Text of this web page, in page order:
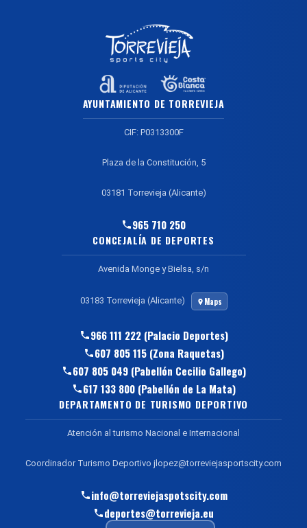
AYUNTAMIENTO DE TORREVIEJA
CIF: P0313300F
Plaza de la Constitución, 5
03181 Torrevieja (Alicante)
965 710 250
CONCEJALÍA DE DEPORTES
Avenida Monge y Bielsa, s/n
03183 Torrevieja (Alicante) Maps
966 111 222 (Palacio Deportes)
607 805 115 (Zona Raquetas)
607 805 049 (Pabellón Cecilio Gallego)
617 133 800 (Pabellón de La Mata)
DEPARTAMENTO DE TURISMO DEPORTIVO
Atención al turismo Nacional e Internacional
Coordinador Turismo Deportivo jlopez@torreviejasportscity.com
info@torreviejaspotscity.com
deportes@torrevieja.eu